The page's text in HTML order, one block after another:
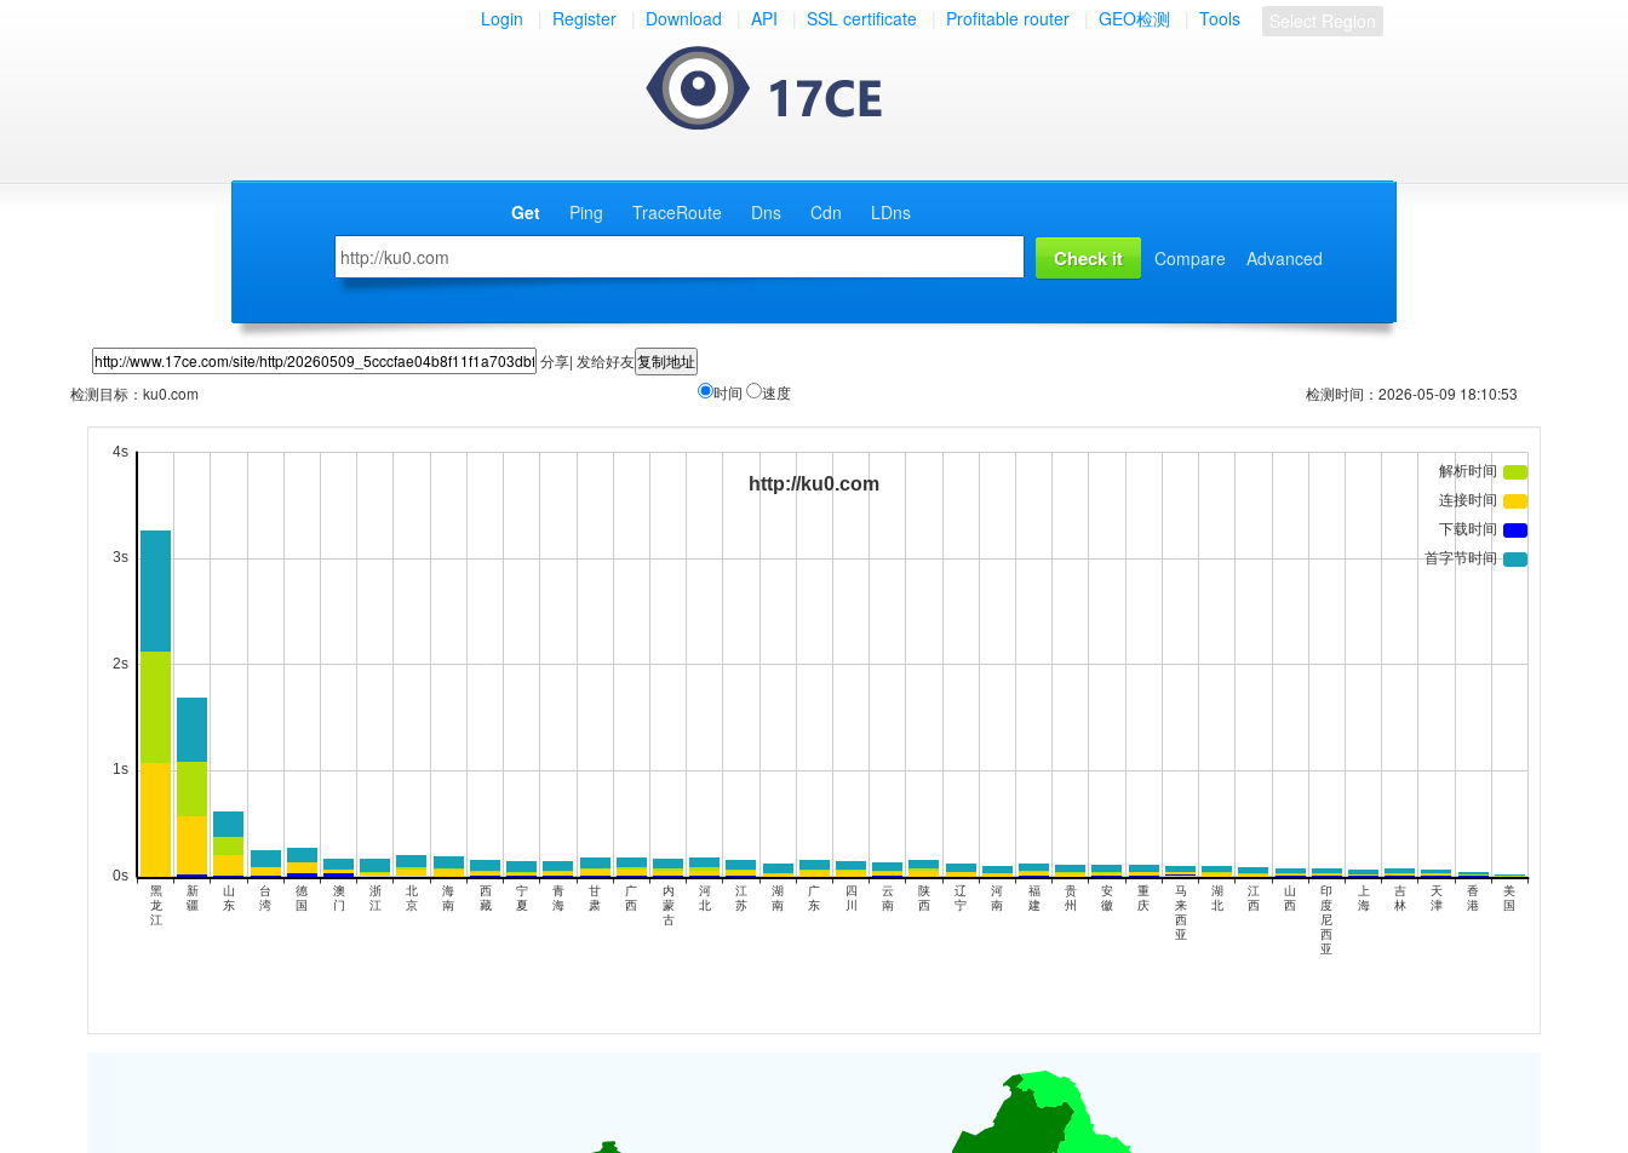
Login Register Download API SSL certificate Profitable router GEO检测 Tools Select Region
Get Ping TraceRoute Dns Cdn
LDns
Compare
Advanced
分享| 发给好友
检测目标： ku0.com 时间 速度 检测时间：2026-05-09 18:10:53